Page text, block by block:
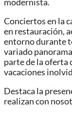
modernista.
Conciertos en la
en restauración,
entorno durante
variado
parte de la oferta
vacaciones
Destaca la
realizan con